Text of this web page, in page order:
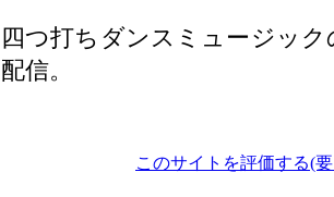
四つ打ちダンスミュージッ
配信。
このサイトを評価する(